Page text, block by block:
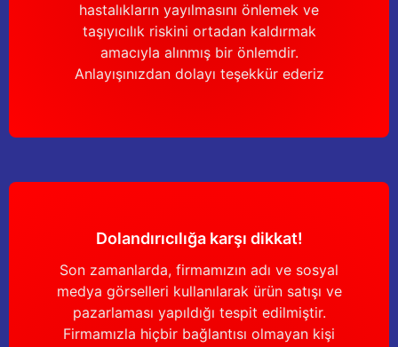
hastalıkların yayılmasını önlemek ve
taşıyıcılık riskini ortadan kaldırmak
amacıyla alınmış bir önlemdir.
Anlayışınızdan dolayı teşekkür ederiz
Dolandırıcılığa karşı dikkat!
Son zamanlarda, firmamızın adı ve sosyal
medya görselleri kullanılarak ürün satışı ve
pazarlaması yapıldığı tespit edilmiştir.
Firmamızla hiçbir bağlantısı olmayan kişi